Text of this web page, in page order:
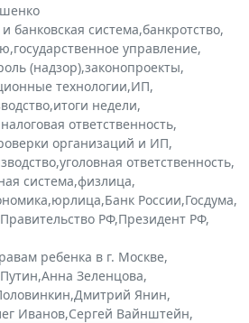
банковская система,банкротство,
,государственное управление,
(надзор),законопроекты,
технологии,ИП,
,итоги недели,
налоговая ответственность,
организаций и ИП,
,уголовная ответственность,
система,физлица,
,юрлица,Банк России,Госдума,
Правительство РФ,Президент РФ,
ребенка в г. Москве,
,Анна Зеленцова,
,Дмитрий Янин,
Иванов,Сергей Вайнштейн,